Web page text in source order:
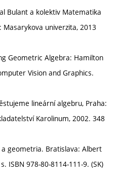
Bulant a kolektiv Matematika
univerzita, 2013
Geometric Algebra: Hamilton
Vision and Graphics.
lineární algebru, Praha:
Karolinum, 2002. 348
geometria. Bratislava: Albert
ISBN 978-80-8114-111-9. (SK)